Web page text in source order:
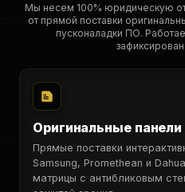
Мы несем 100% юридическую
от прямой поставки
пусконаладки ПО.
Оригинальные панели
Прямые поставки
Samsung, Promethean и
матрицы с антибликовым